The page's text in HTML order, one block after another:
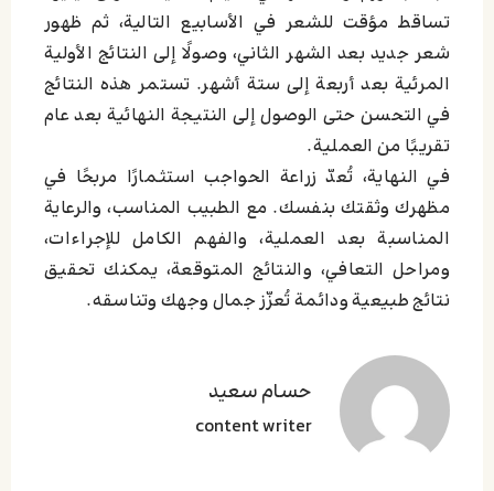
تساقط مؤقت للشعر في الأسابيع التالية، ثم ظهور
شعر جديد بعد الشهر الثاني، وصولًا إلى النتائج الأولية
المرئية بعد أربعة إلى ستة أشهر. تستمر هذه النتائج
في التحسن حتى الوصول إلى النتيجة النهائية بعد عام
تقريبًا من العملية.
في النهاية، تُعدّ زراعة الحواجب استثمارًا مربحًا في
مظهرك وثقتك بنفسك. مع الطبيب المناسب، والرعاية
المناسبة بعد العملية، والفهم الكامل للإجراءات،
ومراحل التعافي، والنتائج المتوقعة، يمكنك تحقيق
نتائج طبيعية ودائمة تُعزّز جمال وجهك وتناسقه.
حسام سعید
content writer